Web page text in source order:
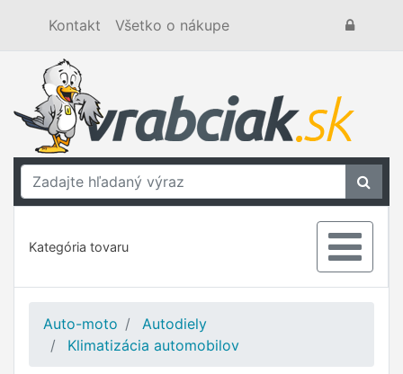
Kontakt Všetko o nákupe
Kategória tovaru
Auto-moto
Autodiely
Klimatizácia automobilov